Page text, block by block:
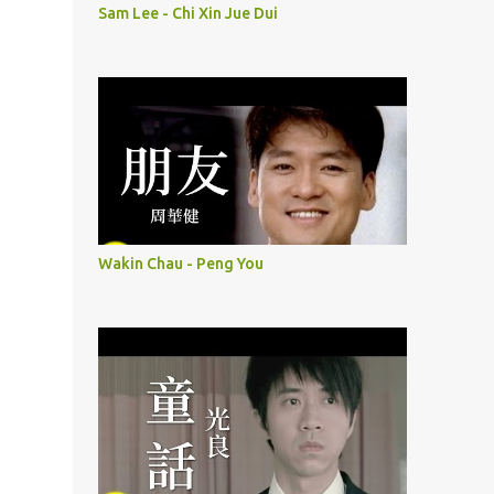
Sam Lee - Chi Xin Jue Dui
Wakin Chau - Peng You